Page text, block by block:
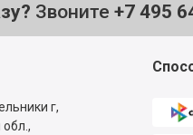
Звоните +7 495
г,
обл.,